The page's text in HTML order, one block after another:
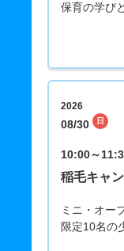
保育の学び
2026
08/30 日
10:00～
稲毛キャ
ミニ・オー
限定10名の